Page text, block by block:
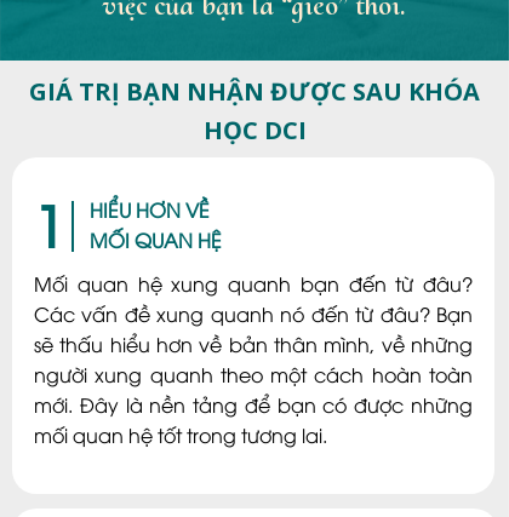
GIÁ TRỊ BẠN NHẬN ĐƯỢC SAU KHÓA
HỌC DCI
HIỂU HƠN VỀ
MỐI QUAN HỆ
Mối quan hệ xung quanh bạn đến từ đâu?
Các vấn đề xung quanh nó đến từ đâu? Bạn
sẽ thấu hiểu hơn về bản thân mình, về những
người xung quanh theo một cách hoàn toàn
mới. Đây là nền tảng để bạn có được những
mối quan hệ tốt trong tương lai.
1